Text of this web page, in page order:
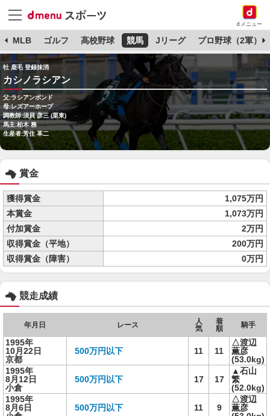
dメニュー
MLB ゴルフ 高校野球 競馬 Jリーグ プロ野球（2軍）
牡 鹿毛 登録抹消
カシノラシアン
父:ラシアンボンド
母:レズアーホープ
調教師:須貝 彦三 (栗東)
馬主:柏木 務
生産者:芳住 革二
賞金
獲得賞金
1,075万円
本賞金
1,073万円
付加賞金
2万円
収得賞金（平地）
200万円
収得賞金（障害）
0万円
競走成績
年月日 レース
人
気
着
順
騎手
1995年
10月22日
京都
500万円以下 11 11
△渡辺
薫彦
(53.0kg)
1995年
8月12日
小倉
500万円以下 17 17
▲石山
繁
(52.0kg)
1995年
8月6日
500万円以下 11 9
△渡辺
薫彦